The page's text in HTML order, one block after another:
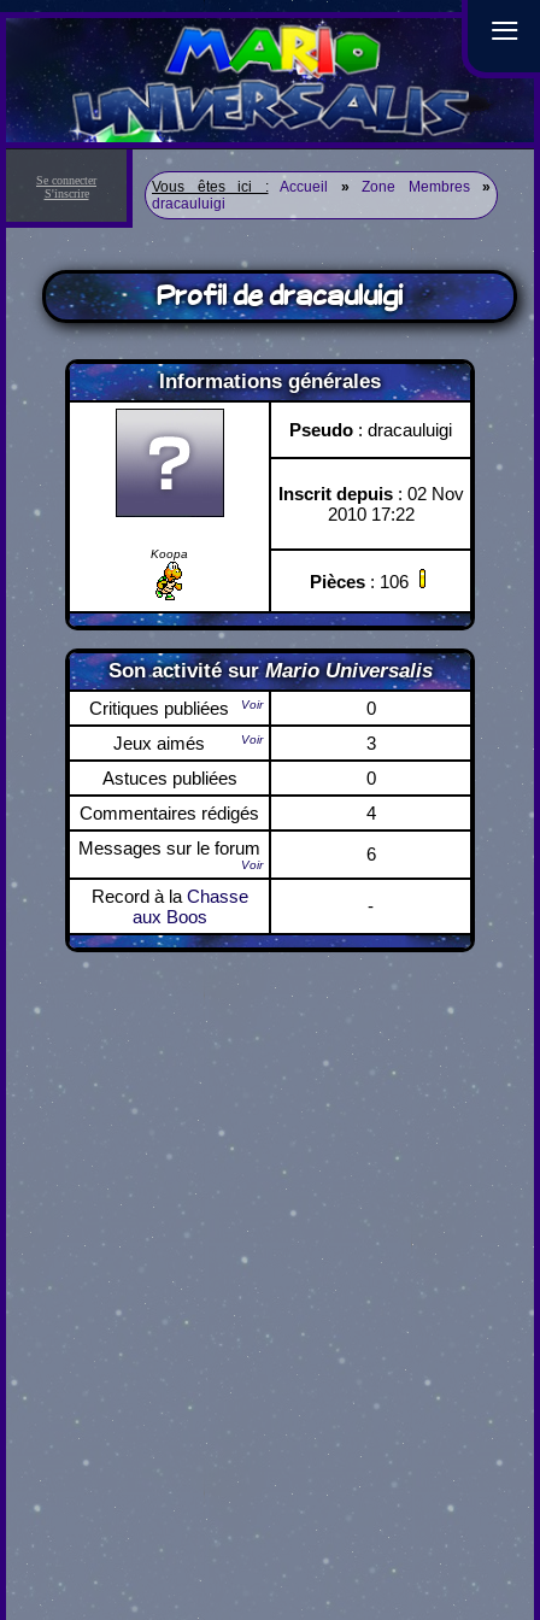
≡
Se connecter
S'inscrire
Vous êtes ici : Accueil » Zone Membres
»
dracauluigi
Profil de dracauluigi
Informations générales
Koopa
Pseudo : dracauluigi
Inscrit depuis: 02 Nov
2010 17:22
Pièces: 106
Son activité surMario Universalis
Critiques publiées Voir
0
Jeux aimés
Voir
3
Astuces publiées
0
Commentaires rédigés
4
Messages sur le forum
Voir
6
Record à la Chasse
aux Boos
-